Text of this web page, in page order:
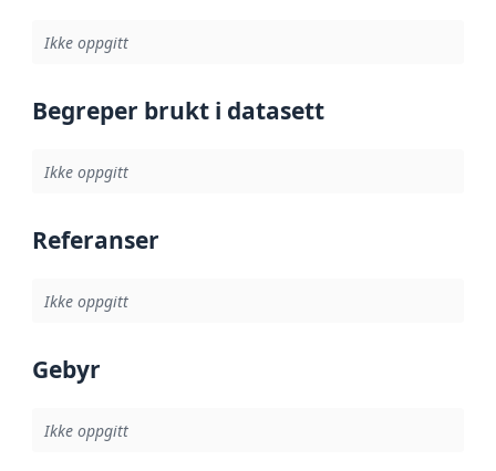
Ikke oppgitt
Begreper brukt i datasett
Ikke oppgitt
Referanser
Ikke oppgitt
Gebyr
Ikke oppgitt